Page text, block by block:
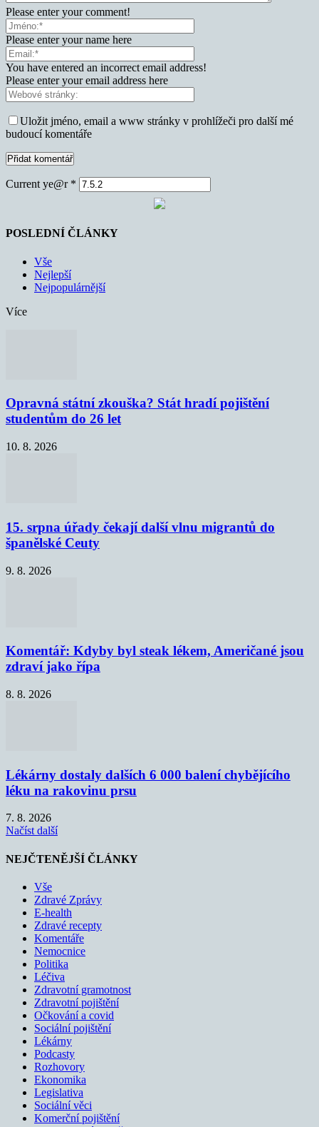
Please enter your comment!
Please enter your name here
You have entered an incorrect email address!
Please enter your email address here
Uložit jméno, email a www stránky v prohlížeči pro další mé
budoucí komentáře
Current ye@r *
POSLEDNÍ ČLÁNKY
Vše
Nejlepší
Nejpopulárnější
Více
Opravná státní zkouška? Stát hradí pojištění
studentům do 26 let
10. 8. 2026
15. srpna úřady čekají další vlnu migrantů do
španělské Ceuty
9. 8. 2026
Komentář: Kdyby byl steak lékem, Američané jsou
zdraví jako řípa
8. 8. 2026
Lékárny dostaly dalších 6 000 balení chybějícího
léku na rakovinu prsu
7. 8. 2026
Načíst další
NEJČTENĚJŠÍ ČLÁNKY
Vše
Zdravé Zprávy
E-health
Zdravé recepty
Komentáře
Nemocnice
Politika
Léčiva
Zdravotní gramotnost
Zdravotní pojištění
Očkování a covid
Sociální pojištění
Lékárny
Podcasty
Rozhovory
Ekonomika
Legislativa
Sociální věci
Komerční pojištění